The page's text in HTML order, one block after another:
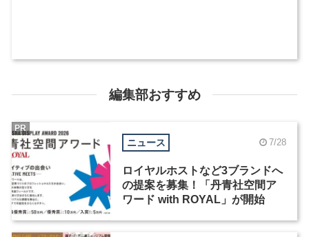
編集部おすすめ
ニュース 7/28
ロイヤルホストなど3ブランドへ
の提案を募集！「丹青社空間ア
ワード with ROYAL」が開始
PR